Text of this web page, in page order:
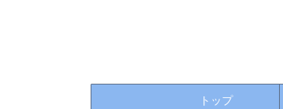
トップ